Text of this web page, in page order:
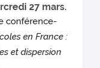
27 mars.
conférence-
en France :
et dispersion